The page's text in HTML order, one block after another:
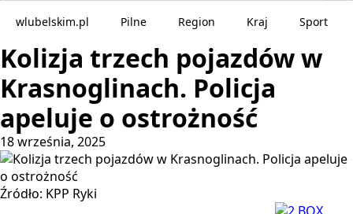
wlubelskim.pl Pilne Region Kraj Sport
Kolizja trzech pojazdów w
Krasnoglinach. Policja
apeluje o ostrożność
18 września, 2025
Źródło: KPP Ryki